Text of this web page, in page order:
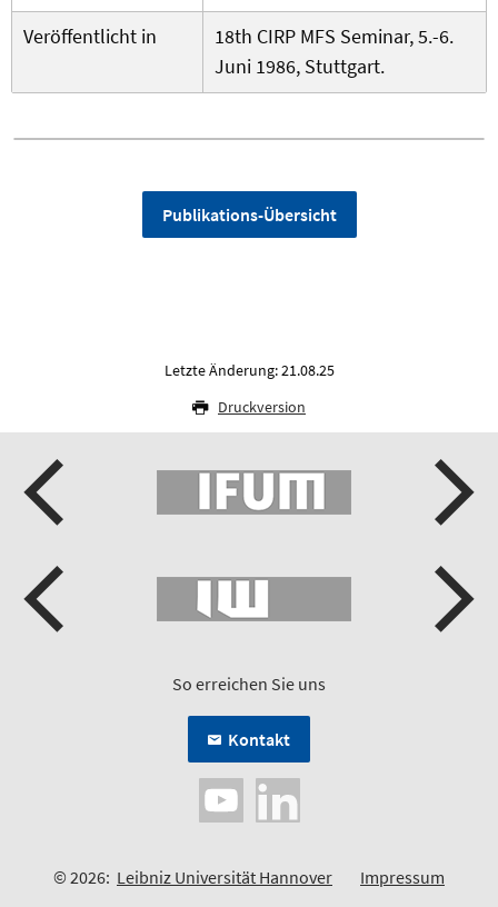
Veröffentlicht in
18th CIRP MFS Seminar, 5.-6.
Juni 1986, Stuttgart.
Publikations-Übersicht
Letzte Änderung: 21.08.25
Druckversion
So erreichen Sie uns
Kontakt
© 2026: Leibniz Universität Hannover
Impressum